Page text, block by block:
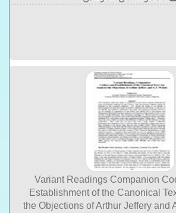
Variant Readings Companion
Establishment of the Canonical
the Objections of Arthur Jeffery and